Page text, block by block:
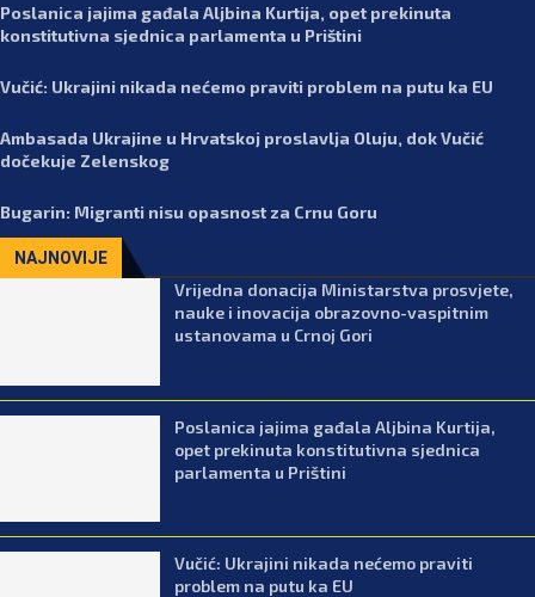
Poslanica jajima gađala Aljbina Kurtija, opet prekinuta
konstitutivna sjednica parlamenta u Prištini
Vučić: Ukrajini nikada nećemo praviti problem na putu ka EU
Ambasada Ukrajine u Hrvatskoj proslavlja Oluju, dok Vučić
dočekuje Zelenskog
Bugarin: Migranti nisu opasnost za Crnu Goru
NAJNOVIJE
Vrijedna donacija Ministarstva prosvjete,
nauke i inovacija obrazovno-vaspitnim
ustanovama u Crnoj Gori
Poslanica jajima gađala Aljbina Kurtija,
opet prekinuta konstitutivna sjednica
parlamenta u Prištini
Vučić: Ukrajini nikada nećemo praviti
problem na putu ka EU